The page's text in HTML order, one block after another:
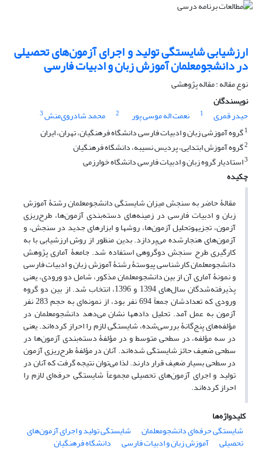
ارزشیابی شایستگى تولید و اجرای آزمون‌های تحصیلی
در دانشجومعلمان آموزش زبان و ادبیات فارسی
نوع مقاله : مقاله پژوهشی
نویسندگان
حیدر قمری
1 نعمت اله موسی پور 2 محمد شادروی‌منش3
1گروه آموزشی زبان و ادبیات فارسی دانشگاه فرهنگیان، تهران، ایران
2گروه آموزش ابتدایی، پردیس نسیبه، دانشگاه فرهنگیان
3استادیار گروه زبان و ادبیات فارسی دانشگاه خوارزمی
چکیده
مقالۀ حاضر به سنجش میزان شایستگی دانشجومعلمان رشتۀ آموزش
زبان و ادبیات فارسی در زمینه‌های دسته‌بندی آزمون‌ها، طرح‌ریزی
آزمون، تجزیه‎وتحلیل آزمون‌ها، روش‏ها و ابزارهای جدید در سنجش، و
آزمون‌های هنجارشده می‌پردازد. بدین منظور از روش ارزشیابی با به
کارگیری طرح سنجش دوگروهی استفاده شد. جامعۀ آماری پژوهش
دانشجومعلمان کارشناسی پیوستۀ رشتۀ آموزش زبان و ادبیات فارسی
و نمونۀ آماری آن از بین دانشجومعلمان مذکور، شامل دو ورودی، یعنی
پذیرفته‌شدگان سال‌‌های 1394 و 1396، انتخاب شد. از بین دو گروه
ورودی‌ که تعدادشان جمعاً 694 نفر بود، از نمونه‌ای به حجم 283 نفر
آزمون به عمل آمد. تحلیل داده‏ها نشان می‌دهد دانشجومعلمان در
مؤلفه‌های پنج‌گانۀ بررسی‌شده، شایستگی لازم را احراز کرده‌اند. یعنی
در سه مؤلفه، در سطحی متوسط و در مؤلفۀ دسته‌بندی آزمون‌ها در
سطحی ضعیف حائز شایستگی شده‌اند. آنان در مؤلفۀ طرح‌ریزی آزمون
در سطحی بسیار ضعیف قرار دارند. لذا می‌توان نتیجه گرفت که آنان در
تولید و اجرای آزمون‌های تحصیلی مجموعاً شایستگى حرفه‌ای لازم را
احراز کرده‌اند.
کلیدواژه‌ها
شایستگى حرفه‌ای دانشجومعلمان
شایستگی تولید و اجرای آزمون‌های
تحصیلی آموزش زبان و ادبیات فارسی
دانشگاه فرهنگیان